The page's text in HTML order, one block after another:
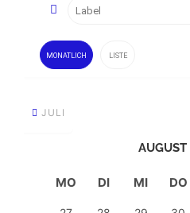
MONATLICH LISTE
JULI
MO DI MI DO